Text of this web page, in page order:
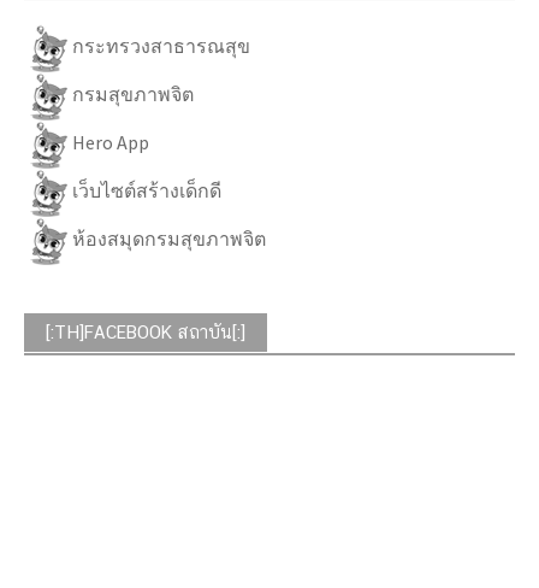
กระทรวงสาธารณสุข
กรมสุขภาพจิต
Hero App
เว็บไซต์สร้างเด็กดี
ห้องสมุดกรมสุขภาพจิต
[:TH]FACEBOOK สถาบัน[:]